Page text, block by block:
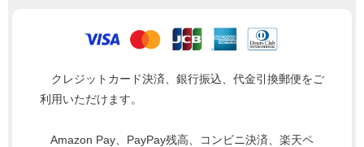
クレジットカード決済、銀行振込、代金引換郵便をご
利用いただけます。
Amazon Pay、PayPay残高、コンビニ決済、楽天ペ